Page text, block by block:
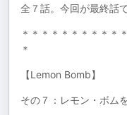
全７話。今回が最終話で
＊＊＊＊＊＊＊＊＊＊
＊
【Lemon Bomb】
その７：レモン・ボム